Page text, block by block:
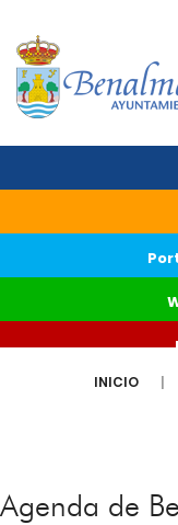
INICIO
Agenda de